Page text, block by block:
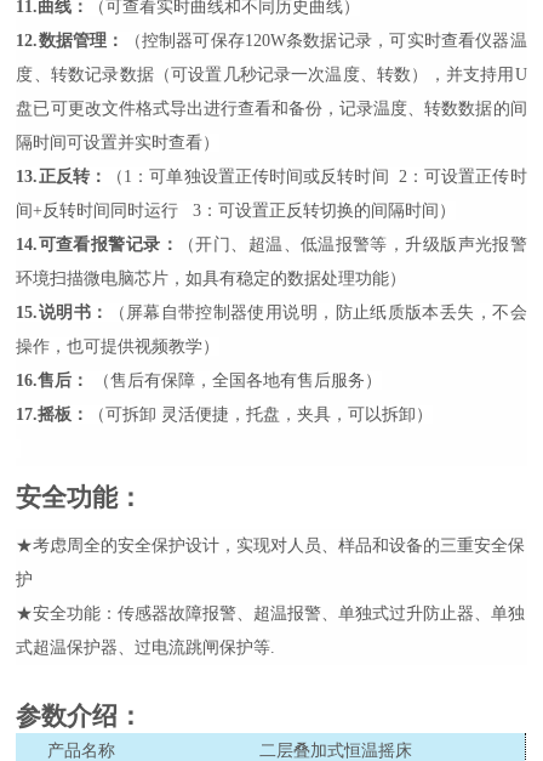
11.曲线：
（可查看实时曲线和不同历史曲线）
12.数据管理：
（控制器可保存120W条数据记录，可实时查看仪器温
度、转数记录数据（可设置几秒记录一次温度、转数），并支持用U
盘已可更改文件格式导出进行查看和备份，记录温度、转数数据的间
隔时间可设置并实时查看）
13.正反转：
（1：可单独设置正传时间或反转时间 2：可设置正传时
间+反转时间同时运行 3：可设置正反转切换的间隔时间）
14.可查看报警记录：
（开门、超温、低温报警等， 升级版声光报警
环境扫描微电脑芯片，如具有稳定的数据处理功能）
15.说明书：
（屏幕自带控制器使用说明，防止纸质版本丢失，不会
操作，也可提供视频教学）
16.售后：
（售后有保障，全国各地有售后服务）
17.摇板：
（可拆卸 灵活便捷，托盘，夹具，可以拆卸 ）
安全功能：
★考虑周全的安全保护设计，实现对人员、样品和设备的三重安全保
护
★安全功能：传感器故障报警、超温报警、单独式过升防止器、单独
式超温保护器、过电流跳闸保护等.
参数介绍 ：
产品名称 二层叠加式恒温摇床